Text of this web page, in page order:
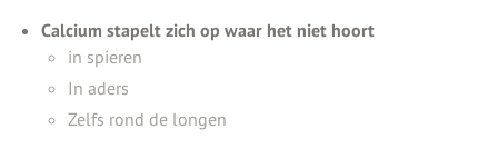
Calcium stapelt zich op waar het niet hoort
in spieren
In aders
Zelfs rond de longen